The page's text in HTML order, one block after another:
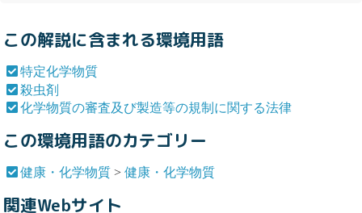
この解説に含まれる環境用語
特定化学物質
殺虫剤
化学物質の審査及び製造等の規制に関する法律
この環境用語のカテゴリー
健康・化学物質 >健康・化学物質
関連Webサイト